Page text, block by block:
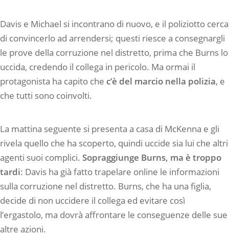
Davis e Michael si incontrano di nuovo, e il poliziotto cerca
di convincerlo ad arrendersi; questi riesce a consegnargli
le prove della corruzione nel distretto, prima che Burns lo
uccida, credendo il collega in pericolo. Ma ormai il
protagonista ha capito che c’è del marcio nella polizia, e
che tutti sono coinvolti.
La mattina seguente si presenta a casa di McKenna e gli
rivela quello che ha scoperto, quindi uccide sia lui che altri
agenti suoi complici. Sopraggiunge Burns, ma è troppo
tardi: Davis ha già fatto trapelare online le informazioni
sulla corruzione nel distretto. Burns, che ha una figlia,
decide di non uccidere il collega ed evitare così
l’ergastolo, ma dovrà affrontare le conseguenze delle sue
altre azioni.